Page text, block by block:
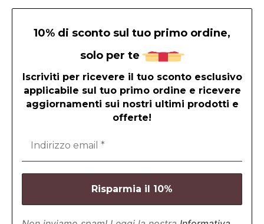
10% di sconto sul tuo primo ordine,
solo per te
Iscriviti per ricevere il tuo sconto esclusivo
applicabile sul tuo primo ordine e ricevere
aggiornamenti sui nostri ultimi prodotti e
offerte!